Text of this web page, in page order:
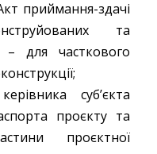
приймання-здачі
та
– для часткового
суб’єкта
проєкту та
проєктної